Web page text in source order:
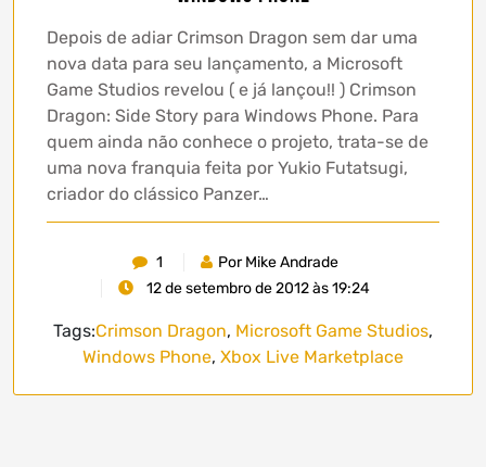
Depois de adiar Crimson Dragon sem dar uma
nova data para seu lançamento, a Microsoft
Game Studios revelou ( e já lançou!! ) Crimson
Dragon: Side Story para Windows Phone. Para
quem ainda não conhece o projeto, trata-se de
uma nova franquia feita por Yukio Futatsugi,
criador do clássico Panzer…
1
Por Mike Andrade
12 de setembro de 2012 às 19:24
Tags:Crimson Dragon, Microsoft Game Studios,
Windows Phone, Xbox Live Marketplace